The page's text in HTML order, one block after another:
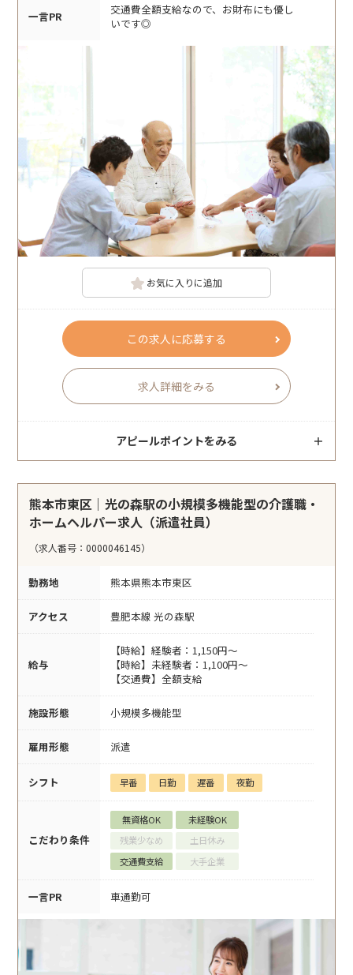
一言PR
交通費全額支給なので、お財布にも優し
いです◎
お気に入りに追加
この求人に応募する
求人詳細をみる
アピールポイントをみる
熊本市東区｜光の森駅の小規模多機能型の介護職・
ホームヘルパー求人（派遣社員）
（求人番号：0000046145）
勤務地 熊本県熊本市東区
アクセス 豊肥本線 光の森駅
給与
【時給】経験者：1,150円～
【時給】未経験者：1,100円～
【交通費】全額支給
施設形態 小規模多機能型
雇用形態 派遣
シフト 早番 日勤 遅番 夜勤
こだわり条件
無資格OK
未経験OK
残業少なめ
土日休み
交通費支給
大手企業
一言PR 車通勤可